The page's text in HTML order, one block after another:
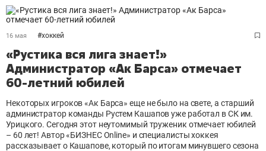
16 мая #хоккей
«Рустика вся лига знает!»
Администратор «Ак Барса» отмечает
60-летний юбилей
Некоторых игроков «Ак Барса» еще не было на свете, а старший
администратор команды Рустем Кашапов уже работал в СК им.
Урицкого. Сегодня этот неутомимый труженик отмечает юбилей
– 60 лет! Автор «БИЗНЕС Online» и специалисты хоккея
рассказывает о Кашапове, который по итогам минувшего сезона